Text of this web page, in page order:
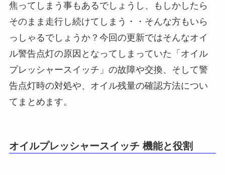
焦ってしまう事もあるでしょうし、もしかしたら
そのまま走行し続けてしまう・・そんな方もいら
っしゃるでしょうか？今回の更新ではそんなオイ
ル警告点灯の原因となってしまっていた「オイル
プレッシャースイッチ」の故障や交換、そして警
告点灯時の対処や、オイル残量の確認方法につい
てまとめます。
オイルプレッシャースイッチ 機能と役割